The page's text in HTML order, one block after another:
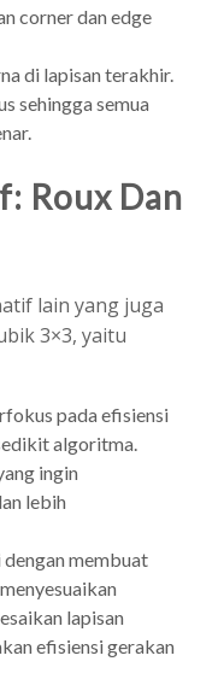
corner dan edge
di lapisan terakhir.
sehingga semua
Roux Dan
lain yang juga
3×3, yaitu
pada efisiensi
algoritma.
ingin
lebih
membuat
lapisan
efisiensi gerakan